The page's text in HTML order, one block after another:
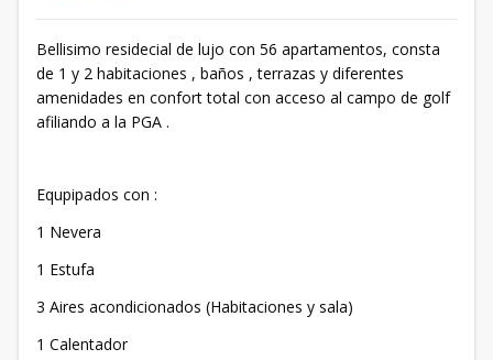
Bellisimo residecial de lujo con 56 apartamentos, consta
de 1 y 2 habitaciones , baños , terrazas y diferentes
amenidades en confort total con acceso al campo de golf
afiliando a la PGA .
Equpipados con :
1 Nevera
1 Estufa
3 Aires acondicionados (Habitaciones y sala)
1 Calentador